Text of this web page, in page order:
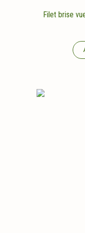
Filet brise